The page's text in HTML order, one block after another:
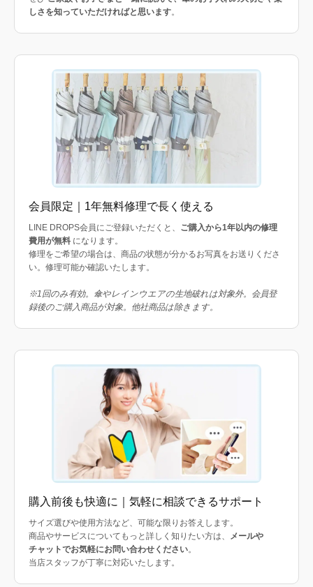
しさを知っていただければと思います。
会員限定｜1年無料修理で長く使える
LINE DROPS会員にご登録いただくと、 ご購入から1年以内の修理
費用が無料 になります。
修理をご希望の場合は、商品の状態が分かるお写真をお送りくださ
い。修理可能か確認いたします。
※1回のみ有効。傘やレインウエアの生地破れは対象外。会員登
録後のご購入商品が対象。他社商品は除きます。
購入前後も快適に｜気軽に相談できるサポート
サイズ選びや使用方法など、可能な限りお答えします。
商品やサービスについてもっと詳しく知りたい方は、
メールや
チャットでお気軽にお問い合わせください。
当店スタッフが丁寧に対応いたします。